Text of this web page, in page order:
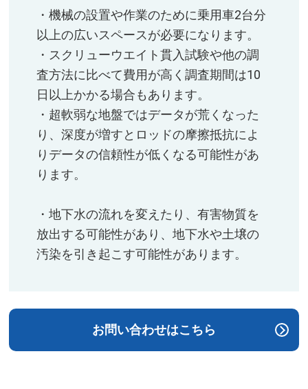
・機械の設置や作業のために乗用車2台分
以上の広いスペースが必要になります。​
・スクリューウエイト貫入試験や他の調
査方法に比べて費用が高く調査期間は10
日以上かかる場合もあります。​
・超軟弱な地盤ではデータが荒くなった
り、深度が増すとロッドの摩擦抵抗によ
りデータの信頼性が低くなる可能性があ
ります。
・地下水の流れを変えたり、有害物質を
放出する可能性があり、地下水や土壌の
汚染を引き起こす可能性があります。​
お問い合わせはこちら​